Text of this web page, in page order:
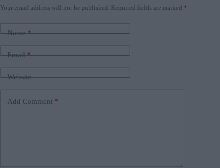
Your email address will not be published. Required fields are marked *
Name*
Email*
Website
Add Comment *